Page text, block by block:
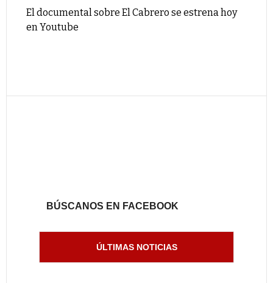
El documental sobre El Cabrero se estrena hoy
en Youtube
BÚSCANOS EN FACEBOOK
ÚLTIMAS NOTICIAS